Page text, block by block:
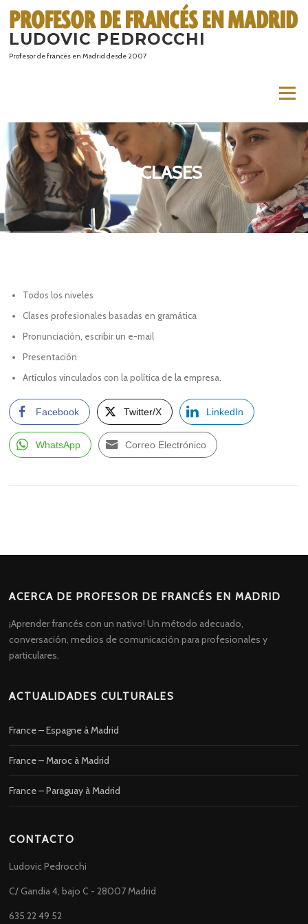
contenido
LUDOVIC PEDROCCHI
Profesor de francés en Madrid desde 2007
Menú
MIS CLASES
Todos los niveles
Clases profesionales basadas en gramática
Pronunciación, escribir un e-mail
Presentación
Artículos vinculados con la política de la empresa.
Facebook Twitter/X LinkedIn
WhatsApp Correo Electrónico
ACERCA DE PROFESOR DE FRANCÉS EN MADRID
¡Aprender francés con un nativo! Un método adecuado,
conversación, medios de comunicación para profesionales y
particulares.
ACTUALIDADES CULTURALES
France – Espagne à Madrid
France – Maroc à Madrid
France – Paraguay à Madrid
CONTACTO
Ludovic Pedrocchi
C/ Gandia 4, bajo C - 28007 Madrid
635 22 49 52